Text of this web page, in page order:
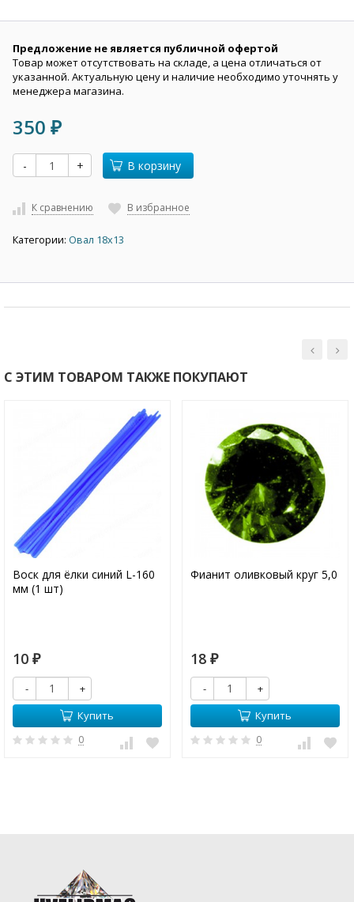
Предложение не является публичной офертой
Товар может отсутствовать на складе, а цена отличаться от
указанной. Актуальную цену и наличие необходимо уточнять у
менеджера магазина.
350 ₽
- + В корзину
К сравнению В избранное
Категории: Овал 18х13
С ЭТИМ ТОВАРОМ ТАКЖЕ ПОКУПАЮТ
Воск для ёлки синий L-160
мм (1 шт)
10 ₽
-
+
Купить
0
Фианит оливковый круг 5,0
18 ₽
-
+
Купить
0